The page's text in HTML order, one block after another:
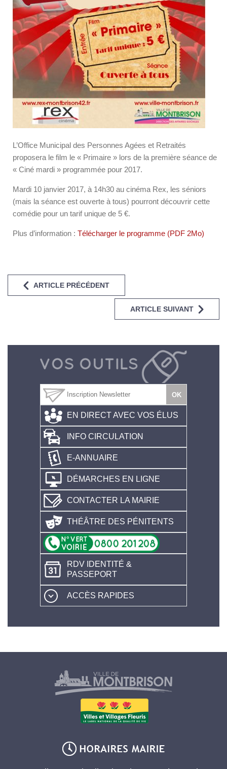
L’Office Municipal des Personnes Agées et Retraités
proposera le film le « Primaire » lors de la première séance de
« Ciné mardi » programmée pour 2017.
Mardi 10 janvier 2017, à 14h30 au cinéma Rex, les séniors
(mais la séance est ouverte à tous) pourront découvrir cette
comédie pour un tarif unique de 5 €.
Plus d’information : Télécharger le programme (PDF 2Mo)
ARTICLE PRÉCÉDENT
ARTICLE SUIVANT
EN DIRECT AVEC VOS ÉLUS
INFO CIRCULATION
E-ANNUAIRE
DÉMARCHES EN LIGNE
CONTACTER LA MAIRIE
THÉÂTRE DES PÉNITENTS
RDV IDENTITÉ &
PASSEPORT
ACCÈS RAPIDES